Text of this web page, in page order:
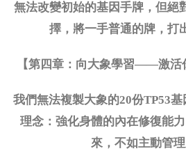
無法改變初始的基因手牌，但絕
擇，將一手普通的牌，打
【第四章：向大象學習——激活
我們無法複製大象的20份TP53
理念：強化身體的內在修復能
來，不如主動管理